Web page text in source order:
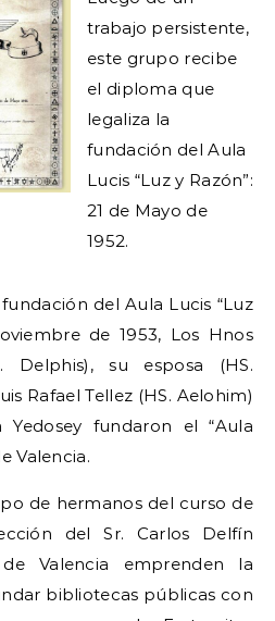
trabajo persistente,
este grupo recibe
el diploma que
legaliza la
fundación del Aula
Lucis “Luz y Razón”:
21 de Mayo de
1952.
del Aula Lucis “Luz
de 1953, Los Hnos
Delphis), su esposa (HS.
Rafael Tellez (HS. Aelohim)
fundaron el “Aula
Valencia.
de hermanos del curso de
del Sr. Carlos Delfín
Valencia emprenden la
bibliotecas públicas con